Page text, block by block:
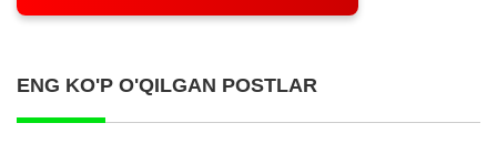
ENG KO'P O'QILGAN POSTLAR